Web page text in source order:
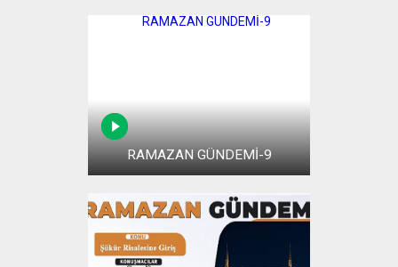
RAMAZAN GÜNDEMİ-9